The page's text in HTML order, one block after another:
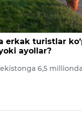
erkak turistlar
ayollar?
6,5